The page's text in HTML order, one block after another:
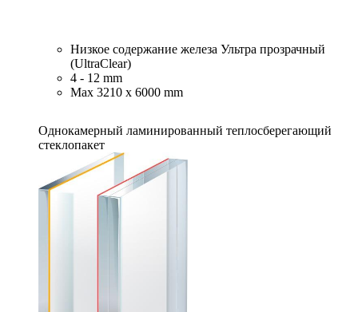
Низкое содержание железа Ультра прозрачный
(UltraClear)
4 - 12 mm
Max 3210 x 6000 mm
Однокамерный ламинированный теплосберегающий
стеклопакет